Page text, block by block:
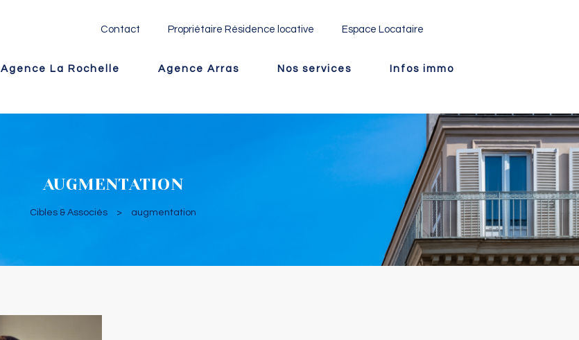
Contact Propriétaire Résidence locative Espace Locataire
Agence La Rochelle Agence Arras Nos services Infos immo
AUGMENTATION
Cibles & Associés > augmentation